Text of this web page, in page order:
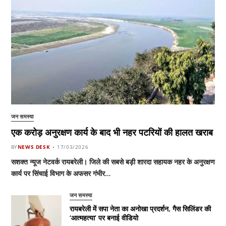
जन समस्या
एक करोड़ अनुरक्षण कार्य के बाद भी नहर पटरियों की हालत खराब
BYNEWS DESK 17/03/2026
सशक्त न्यूज नेटवर्क रायबरेली। जिले की सबसे बड़ी शारदा सहायक नहर के अनुरक्षण
कार्य पर सिंचाई विभाग के अफसर गंभीर…
जन समस्या
रायबरेली में सपा नेता का अनोखा प्रदर्शन, गैस सिलिंडर की
‘आत्महत्या’ पर बनाई वीडियो